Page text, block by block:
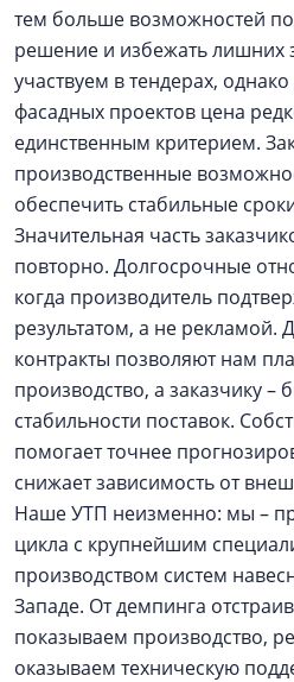
тем больше возможностей
решение и избежать лишних
участвуем в тендерах,
фасадных проектов цена
единственным критерием.
производственные
обеспечить стабильные
Значительная часть
повторно. Долгосрочные
когда производитель
результатом, а не рекламой.
контракты позволяют нам
производство, а заказчику –
стабильности поставок.
помогает точнее
снижает зависимость от
Наше УТП неизменно: мы –
цикла с крупнейшим
производством систем
Западе. От демпинга
показываем производство,
оказываем техническую